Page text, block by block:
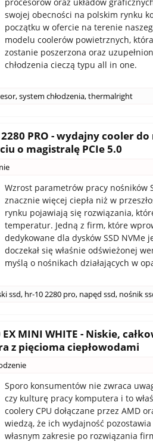
swojej obecności na polskim rynku
początku w ofercie na terenie
modelu coolerów powietrznych,
zostanie poszerzona oraz
chłodzenia cieczą typu all in one.
,system chłodzenia,thermalright
PRO - wydajny cooler do
o magistralę PCIe 5.0
Wzrost parametrów pracy nośników
znacznie więcej ciepła niż w
rynku pojawiają się rozwiązania,
temperatur. Jedną z firm, które
dedykowane dla dysków SSD NVMe
doczekał się właśnie odświeżonej
myślą o nośnikach działających w
ssd, hr-10 2280 pro, napęd ssd, nośnik
MINI WHITE - Niskie,
z pięcioma ciepłowodami
Sporo konsumentów nie zwraca
czy kulturę pracy komputera i to
coolery CPU dołączane przez AMD
wiedzą, że ich wydajność
własnym zakresie po rozwiązania